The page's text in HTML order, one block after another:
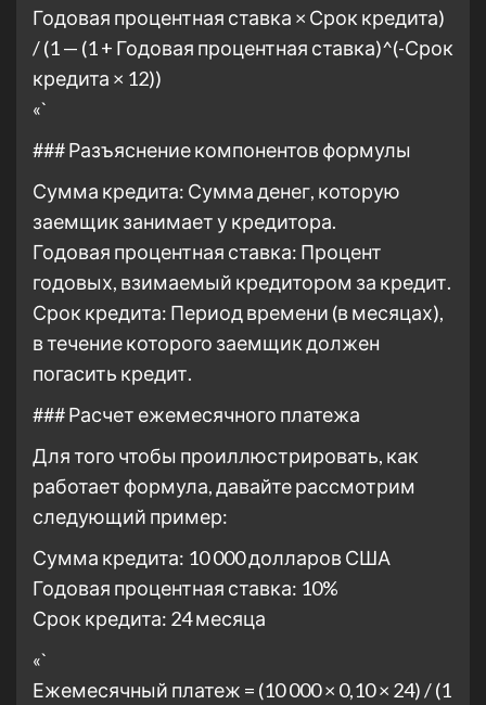
Годовая процентная ставка × Срок кредита)
/ (1 — (1 + Годовая процентная ставка)^(-Срок
кредита × 12))
«`
### Разъяснение компонентов формулы
Сумма кредита: Сумма денег, которую
заемщик занимает у кредитора.
Годовая процентная ставка: Процент
годовых, взимаемый кредитором за кредит.
Срок кредита: Период времени (в месяцах),
в течение которого заемщик должен
погасить кредит.
### Расчет ежемесячного платежа
Для того чтобы проиллюстрировать, как
работает формула, давайте рассмотрим
следующий пример:
Сумма кредита: 10 000 долларов США
Годовая процентная ставка: 10%
Срок кредита: 24 месяца
«`
Ежемесячный платеж = (10 000 × 0,10 × 24) / (1